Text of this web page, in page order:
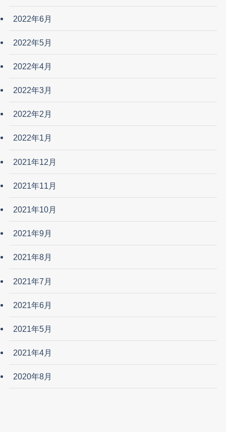
2022年6月
2022年5月
2022年4月
2022年3月
2022年2月
2022年1月
2021年12月
2021年11月
2021年10月
2021年9月
2021年8月
2021年7月
2021年6月
2021年5月
2021年4月
2020年8月